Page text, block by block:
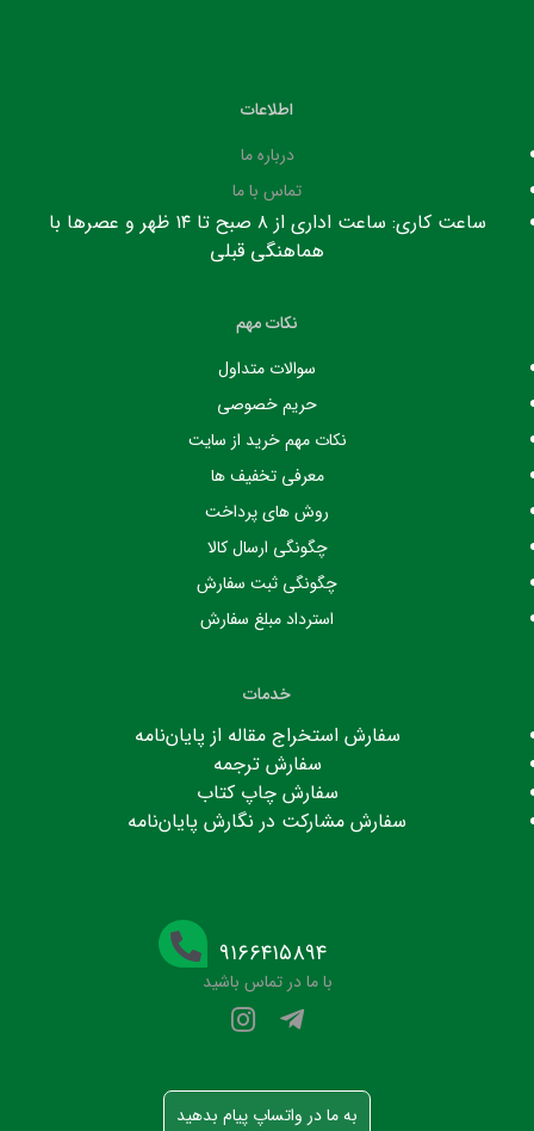
اطلاعات
درباره ما
تماس با ما
ساعت کاری: ساعت اداری از ۸ صبح تا ۱۴ ظهر و عصرها با
هماهنگی قبلی
نکات مهم
سوالات متداول
حریم خصوصی
نکات مهم خرید از سایت
معرفی تخفیف ها
روش های پرداخت
چگونگی ارسال کالا
چگونگی ثبت سفارش
استرداد مبلغ سفارش
خدمات
سفارش استخراج مقاله از پایان‌نامه
سفارش ترجمه
سفارش چاپ کتاب
سفارش مشارکت در نگارش پایان‌نامه
۹۱۶۶۴۱۵۸۹۴
با ما در تماس باشید
به ما در واتساپ پیام بدهید